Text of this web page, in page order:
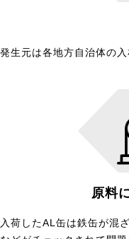
発生元は各地方自治体の
原料
入荷したAL缶は鉄缶が混